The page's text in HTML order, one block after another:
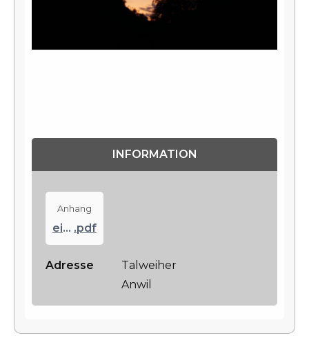
INFORMATION
Anhang
einladung-exkursion-2017 .pdf
Adresse
Talweiher
Anwil